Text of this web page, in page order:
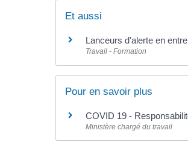
Et aussi
Lanceurs d'alerte en
Travail - Formation
Pour en savoir plus
COVID 19 -
Ministère chargé du travail